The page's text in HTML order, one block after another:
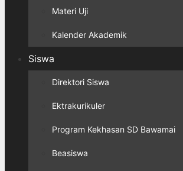
Materi Uji
Kalender Akademik
Siswa
Direktori Siswa
Ektrakurikuler
Program Kekhasan SD Bawamai
Beasiswa